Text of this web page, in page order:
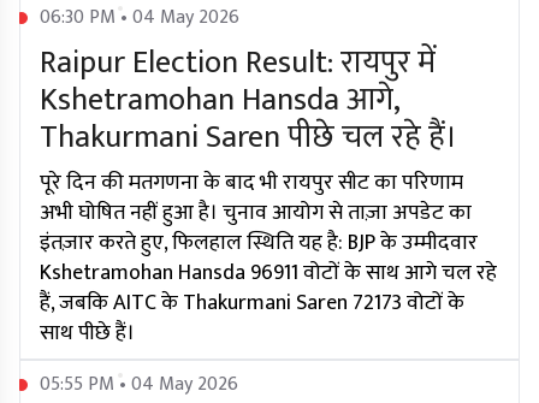
06:30 PM • 04 May 2026
Raipur Election Result: रायपुर में
Kshetramohan Hansda आगे,
Thakurmani Saren पीछे चल रहे हैं।
पूरे दिन की मतगणना के बाद भी रायपुर सीट का परिणाम
अभी घोषित नहीं हुआ है। चुनाव आयोग से ताज़ा अपडेट का
इंतज़ार करते हुए, फिलहाल स्थिति यह है: BJP के उम्मीदवार
Kshetramohan Hansda 96911 वोटों के साथ आगे चल रहे
हैं, जबकि AITC के Thakurmani Saren 72173 वोटों के
साथ पीछे हैं।
05:55 PM • 04 May 2026